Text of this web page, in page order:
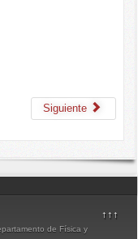
Siguiente
↑↑↑
de Física y